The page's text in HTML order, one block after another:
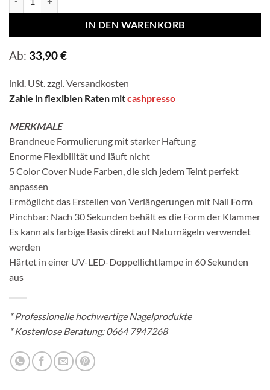
IN DEN WARENKORB
Ab: 33,90€
inkl. USt. zzgl.Versandkosten
Zahle in flexiblen Raten mitcashpresso
MERKMALE
Brandneue Formulierung mit starker Haftung
Enorme Flexibilität und läuft nicht
5 Color Cover Nude Farben, die sich jedem Teint perfekt
anpassen
Ermöglicht das Erstellen von Verlängerungen mit Nail Form
Pinchbar: Nach 30 Sekunden behält es die Form der Klammer
Es kann als farbige Basis direkt auf Naturnägeln verwendet
werden
Härtet in einer UV-LED-Doppellichtlampe in 60 Sekunden
aus
*Professionelle hochwertige Nagelprodukte
* Kostenlose Beratung:0664 7947268